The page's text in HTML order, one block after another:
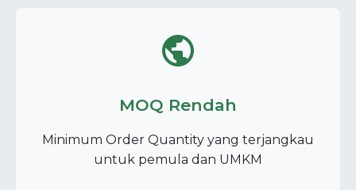
MOQ Rendah
Minimum Order Quantity yang terjangkau
untuk pemula dan UMKM